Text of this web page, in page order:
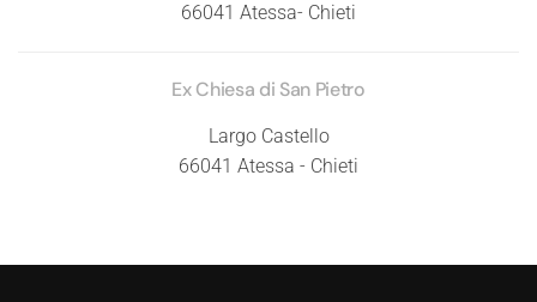
66041 Atessa- Chieti
Ex Chiesa di San Pietro
Largo Castello
66041 Atessa - Chieti